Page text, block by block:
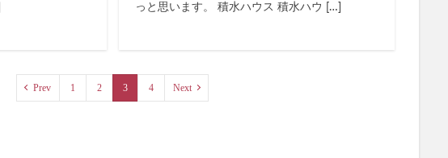
っと思います。 積水ハウス 積水ハウ […]
Prev 1 2 3 4 Next